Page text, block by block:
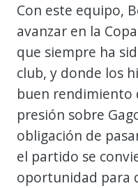
Con este equipo,
avanzar en la
que siempre ha
club, y donde los
buen rendimiento
presión sobre
obligación de
el partido se
oportunidad para